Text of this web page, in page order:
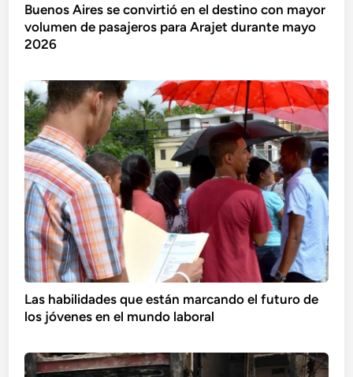
Buenos Aires se convirtió en el destino con mayor
volumen de pasajeros para Arajet durante mayo
2026
Las habilidades que están marcando el futuro de
los jóvenes en el mundo laboral